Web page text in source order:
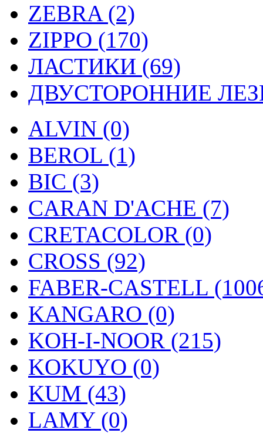
ZEBRA (2)
ZIPPO (170)
ЛАСТИКИ (69)
ДВУСТОРОННИЕ
ALVIN (0)
BEROL (1)
BIC (3)
CARAN D'ACHE (7)
CRETACOLOR (0)
CROSS (92)
FABER-CASTELL
KANGARO (0)
KOH-I-NOOR (215)
KOKUYO (0)
KUM (43)
LAMY (0)